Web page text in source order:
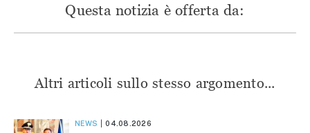
Questa notizia è offerta da:
Altri articoli sullo stesso argomento...
NEWS 04.08.2026